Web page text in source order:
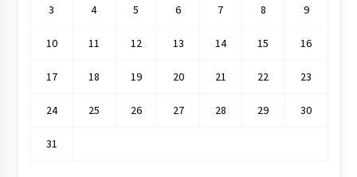
3 4 5 6 7 8 9
10 11 12 13 14 15 16
17 18 19 20 21 22 23
24 25 26 27 28 29 30
31